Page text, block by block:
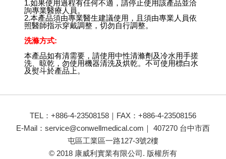
1.如果使用過程有任何不適，請停止使用該產品並洽
詢專業醫療人員。
2.本產品須由專業醫生建議使用，且須由專業人員依
照醫師指示穿戴調整，切勿自行調整。
洗滌方式:
本產品如有清需要，請使用中性清滌劑及冷水用手搓
洗、晾乾，勿使用機器清洗及烘乾。不可使用標白水
及熨斗於產品上。
TEL：+886-4-23508158｜FAX：+886-4-23508156
E-Mail： service@conwellmedical.com ｜ 407270 台中市西
屯區工業區一路127-3號2樓
© 2018 康威利實業有限公司. 版權所有